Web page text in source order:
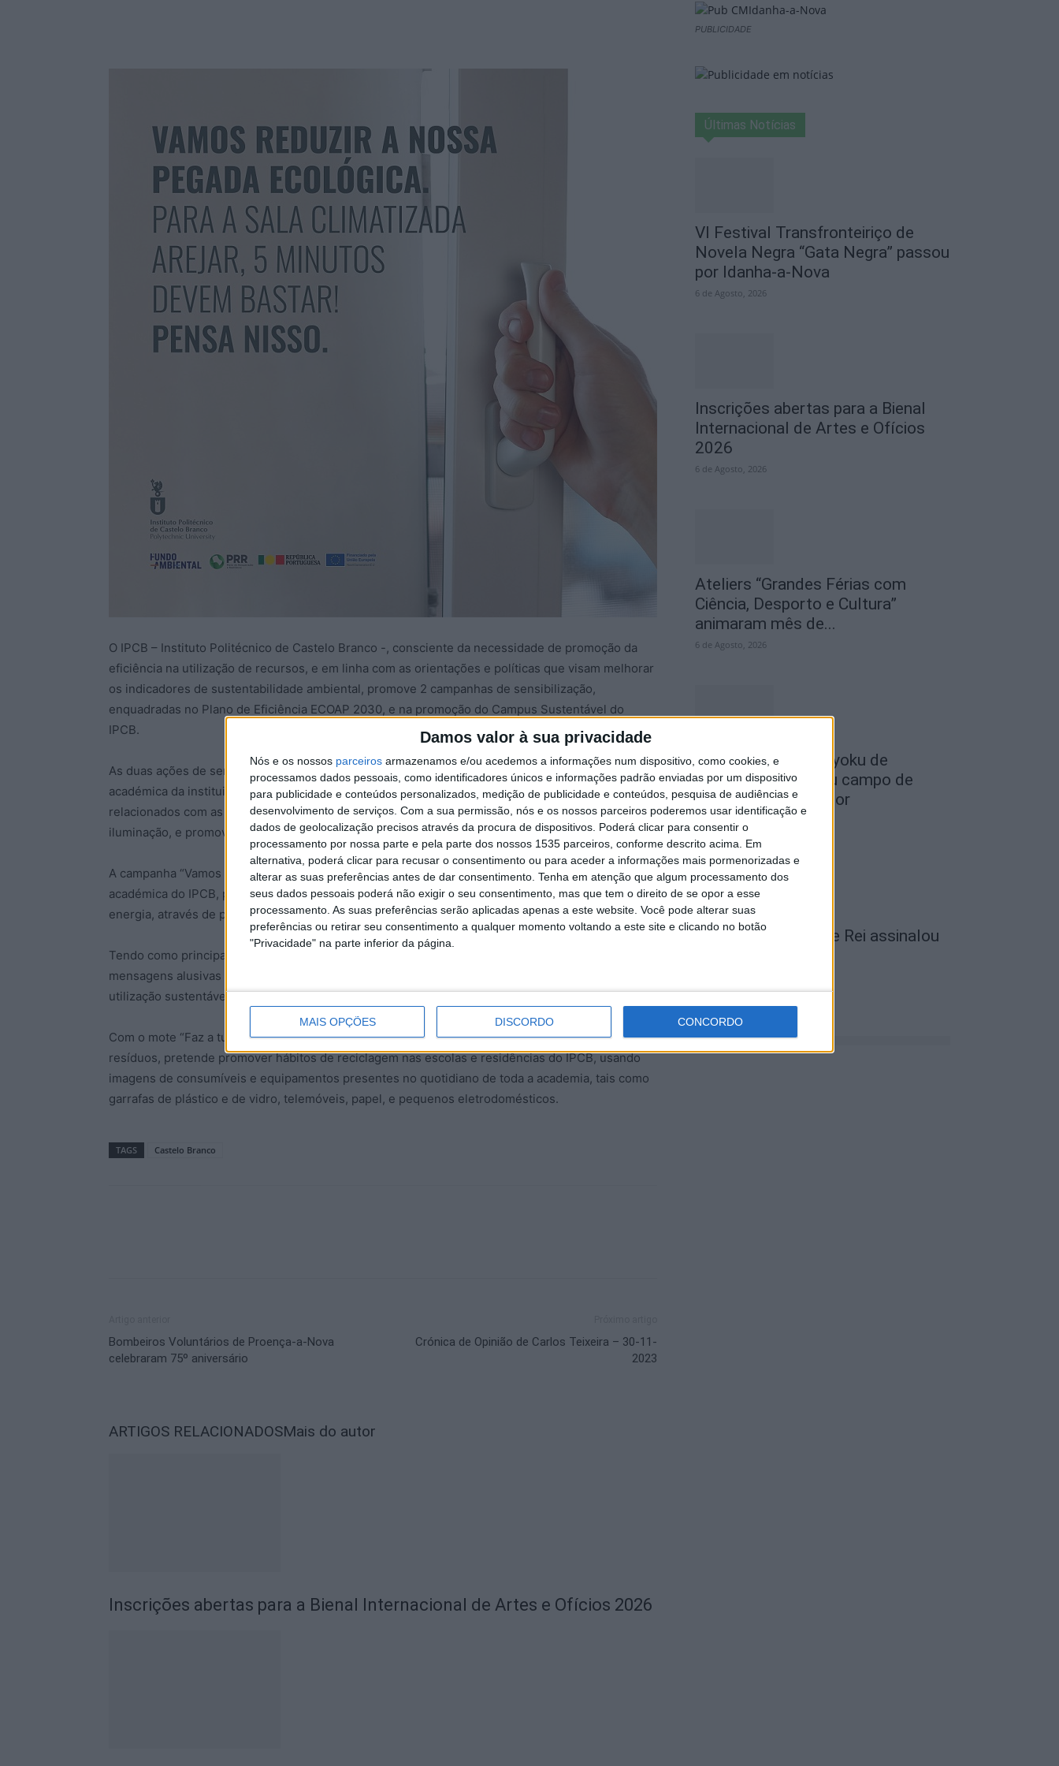
Damos valor à sua privacidade
Nós e os nossos parceiros armazenamos e/ou acedemos a informações num dispositivo, como cookies, e
processamos dados pessoais, como identificadores únicos e informações padrão enviadas por um dispositivo
para publicidade e conteúdos personalizados, medição de publicidade e conteúdos, pesquisa de audiências e
desenvolvimento de serviços. Com a sua permissão, nós e os nossos parceiros poderemos usar identificação e
dados de geolocalização precisos através da procura de dispositivos. Poderá clicar para consentir o
processamento por nossa parte e pela parte dos nossos 1535 parceiros, conforme descrito acima. Em
alternativa, poderá clicar para recusar o consentimento ou para aceder a informações mais pormenorizadas e
alterar as suas preferências antes de dar consentimento. Tenha em atenção que algum processamento dos
seus dados pessoais poderá não exigir o seu consentimento, mas que tem o direito de se opor a esse
processamento. As suas preferências serão aplicadas apenas a este website. Você pode alterar suas
preferências ou retirar seu consentimento a qualquer momento voltando a este site e clicando no botão
"Privacidade" na parte inferior da página.
MAIS OPÇÕES DISCORDO CONCORDO
O IPCB – Instituto Politécnico de Castelo Branco -, consciente da necessidade de promoção da
eficiência na utilização de recursos, e em linha com as orientações e políticas que visam melhorar
os indicadores de sustentabilidade ambiental, promove 2 campanhas de sensibilização,
enquadradas no Plano de Eficiência ECOAP 2030, e na promoção do Campus Sustentável do
IPCB.
As duas ações de sensibilização têm como objetivo consciencializar e alertar toda a comunidade
académica da instituição para o uso eficiente da água e da luz, e também para aspetos
relacionados com as regras e cuidados a ter no uso dos equipamentos de climatização e de
iluminação, e promover hábitos de reciclagem, explica o IPCB.
A campanha “Vamos reduzir a nossa pegada ecológica” pretende alertar toda a comunidade
académica do IPCB, para a promoção de medidas que visem a redução do consumo de água e
energia, através de pequenas alterações comportamentais.
Tendo como principal foco a promoção da sustentabilidade, serão utilizadas imagens e
mensagens alusivas ao consumo destes recursos. A campanha pretende também melhorar a
utilização sustentável das instalações, e dos equipamentos da instituição.
Com o mote “Faz a tua parte e recicla”, a campanha de incentivo à prática da recolha seletiva de
resíduos, pretende promover hábitos de reciclagem nas escolas e residências do IPCB, usando
imagens de consumíveis e equipamentos presentes no quotidiano de toda a academia, tais como
garrafas de plástico e de vidro, telemóveis, papel, e pequenos eletrodomésticos.
TAGS Castelo Branco
Bombeiros Voluntários de Proença-a-Nova
celebraram 75º aniversário
Crónica de Opinião de Carlos Teixeira – 30-11-
2023
ARTIGOS RELACIONADOSMais do autor
Inscrições abertas para a Bienal Internacional de Artes e Ofícios 2026
PUBLICIDADE
Últimas Notícias
VI Festival Transfronteiriço de
Novela Negra “Gata Negra” passou
por Idanha-a-Nova
6 de Agosto, 2026
Inscrições abertas para a Bienal
Internacional de Artes e Ofícios
2026
6 de Agosto, 2026
Ateliers “Grandes Férias com
Ciência, Desporto e Cultura”
animaram mês de...
6 de Agosto, 2026
Club Deportivo Doryoku de
Salamanca realizou campo de
férias em Penamacor
6 de Agosto, 2026
Município de Vila de Rei assinalou